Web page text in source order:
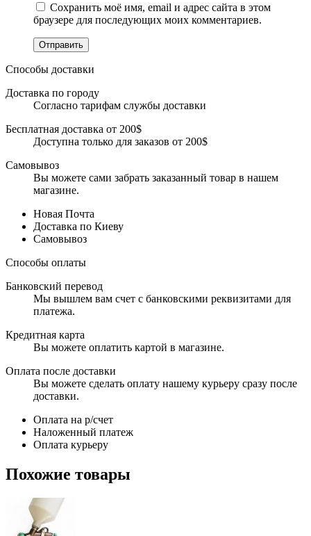
Сохранить моё имя, email и адрес сайта в этом
браузере для последующих моих комментариев.
Отправить
Способы доставки
Доставка по городу
Согласно тарифам службы доставки
Бесплатная доставка от 200$
Доступна только для заказов от 200$
Самовывоз
Вы можете сами забрать заказанный товар в нашем
магазине.
Новая Почта
Доставка по Киеву
Самовывоз
Способы оплаты
Банковский перевод
Мы вышлем вам счет с банковскими реквизитами для
платежа.
Кредитная карта
Вы можете оплатить картой в магазине.
Оплата после доставки
Вы можете сделать оплату нашему курьеру сразу после
доставки.
Оплата на р/счет
Наложенный платеж
Оплата курьеру
Похожие товары